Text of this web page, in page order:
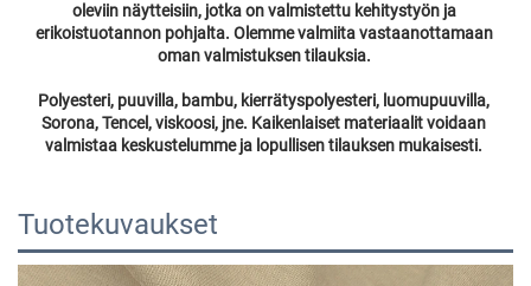
oleviin näytteisiin, jotka on valmistettu kehitystyön ja
erikoistuotannon pohjalta. Olemme valmiita vastaanottamaan
oman valmistuksen tilauksia.
Polyesteri, puuvilla, bambu, kierrätyspolyesteri, luomupuuvilla,
Sorona, Tencel, viskoosi, jne. Kaikenlaiset materiaalit voidaan
valmistaa keskustelumme ja lopullisen tilauksen mukaisesti.
Tuotekuvaukset